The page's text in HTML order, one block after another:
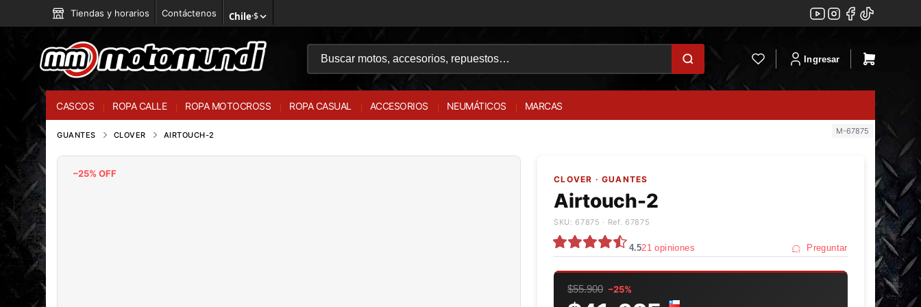
Tiendas y horarios Contáctenos Chile·$
Ingresar
CASCOS ROPA CALLE ROPA MOTOCROSS ROPA CASUAL ACCESORIOS NEUMÁTICOS MARCAS
GUANTES CLOVER AIRTOUCH-2 M-67875
–25% OFF
CLOVER · GUANTES
Airtouch-2
SKU: 67875 · Ref. 67875
4.521 opiniones Preguntar
$55.900 –25%